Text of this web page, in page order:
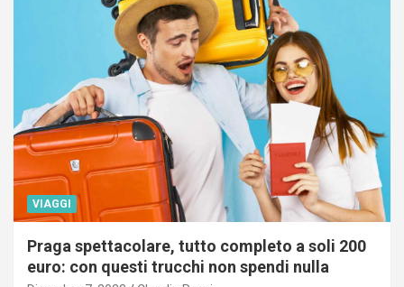
VIAGGI
Praga spettacolare, tutto completo a soli 200
euro: con questi trucchi non spendi nulla